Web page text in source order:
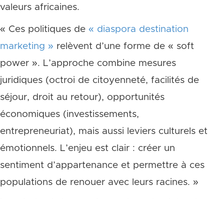
valeurs africaines.
« Ces politiques de « diaspora destination
marketing » relèvent d’une forme de « soft
power ». L’approche combine mesures
juridiques (octroi de citoyenneté, facilités de
séjour, droit au retour), opportunités
économiques (investissements,
entrepreneuriat), mais aussi leviers culturels et
émotionnels. L’enjeu est clair : créer un
sentiment d’appartenance et permettre à ces
populations de renouer avec leurs racines. »